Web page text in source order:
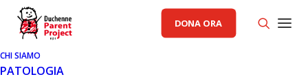
DONA ORA
CHI SIAMO
PATOLOGIA